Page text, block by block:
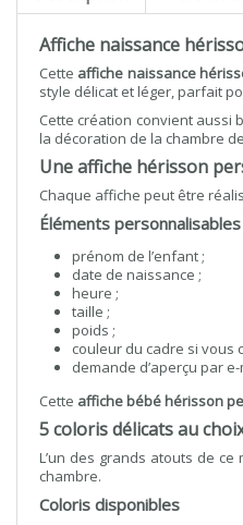
Affiche naissance
Cette affiche naissance
style délicat et léger, parfait
Cette création convient aussi
la décoration de la chambre
Une affiche hérisson
Chaque affiche peut être
Éléments personnalisables
prénom de l’enfant ;
date de naissance ;
heure ;
taille ;
poids ;
couleur du cadre si vous
demande d’aperçu par
Cette affiche bébé hérisson
5 coloris délicats au
L’un des grands atouts de
chambre.
Coloris disponibles